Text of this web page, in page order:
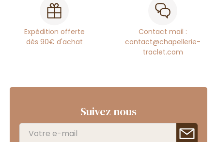
Expédition offerte
dès 90€ d'achat
Contact mail :
contact@chapellerie-
traclet.com
Suivez nous